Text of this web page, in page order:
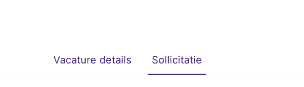
Vacature details Sollicitatie